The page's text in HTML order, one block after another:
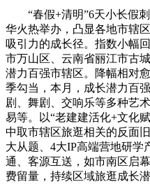
“春假+清明”6天小长假刺
华火热举办，凸显各地市辖
吸引力的成长径。指数小幅
市万山区、云南省丽江市古
潜力百强市辖区。降幅相对
季勾当，本月，成长潜力百
剧、舞剧、交响乐等多种艺
易等。以“老建建活化+文化
中取市辖区旅逛相关的反面
大从题、4大IP高端营地研学
通、客源互送，如市南区启
费留量，持续区域旅逛成长